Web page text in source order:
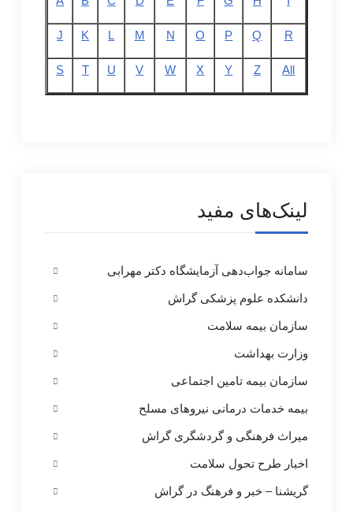
R
Q
P
O
N
M
L
K
J
All
Z
Y
X
W
V
U
T
S
لینک‌های مفید
سامانه جواب‌دهی آزمایشگاه دکتر مهرابی
دانشکده علوم پزشکی گراش
سازمان بیمه سلامت
وزارت بهداشت
سازمان بیمه تامین اجتماعی
بیمه خدمات درمانی نیروهای مسلح
میراث فرهنگی و گردشگری گراش
اخبار طرح تحول سلامت
گریشنا – خبر و فرهنگ در گراش